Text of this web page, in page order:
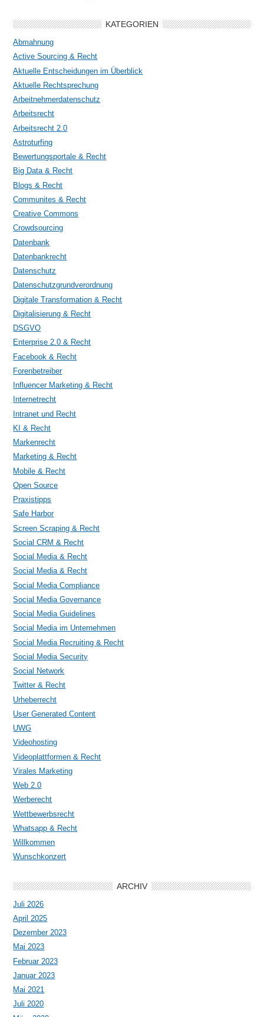
KATEGORIEN
Abmahnung
Active Sourcing & Recht
Aktuelle Entscheidungen im Überblick
Aktuelle Rechtsprechung
Arbeitnehmerdatenschutz
Arbeitsrecht
Arbeitsrecht 2.0
Astroturfing
Bewertungsportale & Recht
Big Data & Recht
Blogs & Recht
Communites & Recht
Creative Commons
Crowdsourcing
Datenbank
Datenbankrecht
Datenschutz
Datenschutzgrundverordnung
Digitale Transformation & Recht
Digitalisierung & Recht
DSGVO
Enterprise 2.0 & Recht
Facebook & Recht
Forenbetreiber
Influencer Marketing & Recht
Internetrecht
Intranet und Recht
KI & Recht
Markenrecht
Marketing & Recht
Mobile & Recht
Open Source
Praxistipps
Safe Harbor
Screen Scraping & Recht
Social CRM & Recht
Social Media & Recht
Social Media & Recht
Social Media Compliance
Social Media Governance
Social Media Guidelines
Social Media im Unternehmen
Social Media Recruiting & Recht
Social Media Security
Social Network
Twitter & Recht
Urheberrecht
User Generated Content
UWG
Videohosting
Videoplattformen & Recht
Virales Marketing
Web 2.0
Werberecht
Wettbewerbsrecht
Whatsapp & Recht
Willkommen
Wunschkonzert
ARCHIV
Juli 2026
April 2025
Dezember 2023
Mai 2023
Februar 2023
Januar 2023
Mai 2021
Juli 2020